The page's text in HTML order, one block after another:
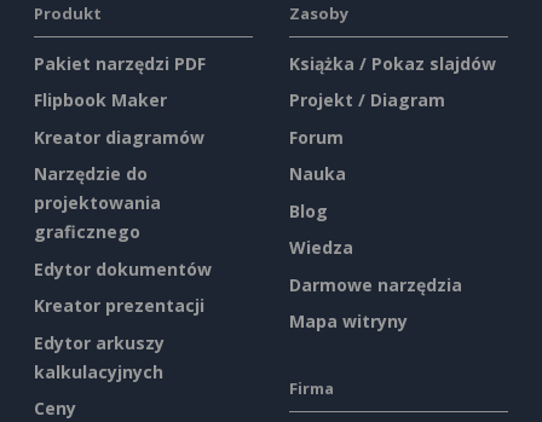
Produkt
Pakiet narzędzi PDF
Flipbook Maker
Kreator diagramów
Narzędzie do
projektowania
graficznego
Edytor dokumentów
Kreator prezentacji
Edytor arkuszy
kalkulacyjnych
Ceny
Zasoby
Książka / Pokaz slajdów
Projekt / Diagram
Forum
Nauka
Blog
Wiedza
Darmowe narzędzia
Mapa witryny
Firma